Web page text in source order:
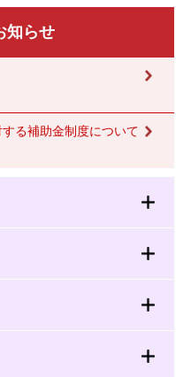
知らせ
る補助金制度について